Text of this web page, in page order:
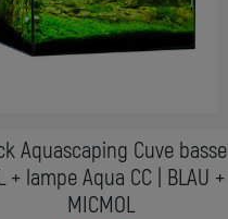
Aquascaping Cuve basse
+ lampe Aqua CC | BLAU +
MICMOL